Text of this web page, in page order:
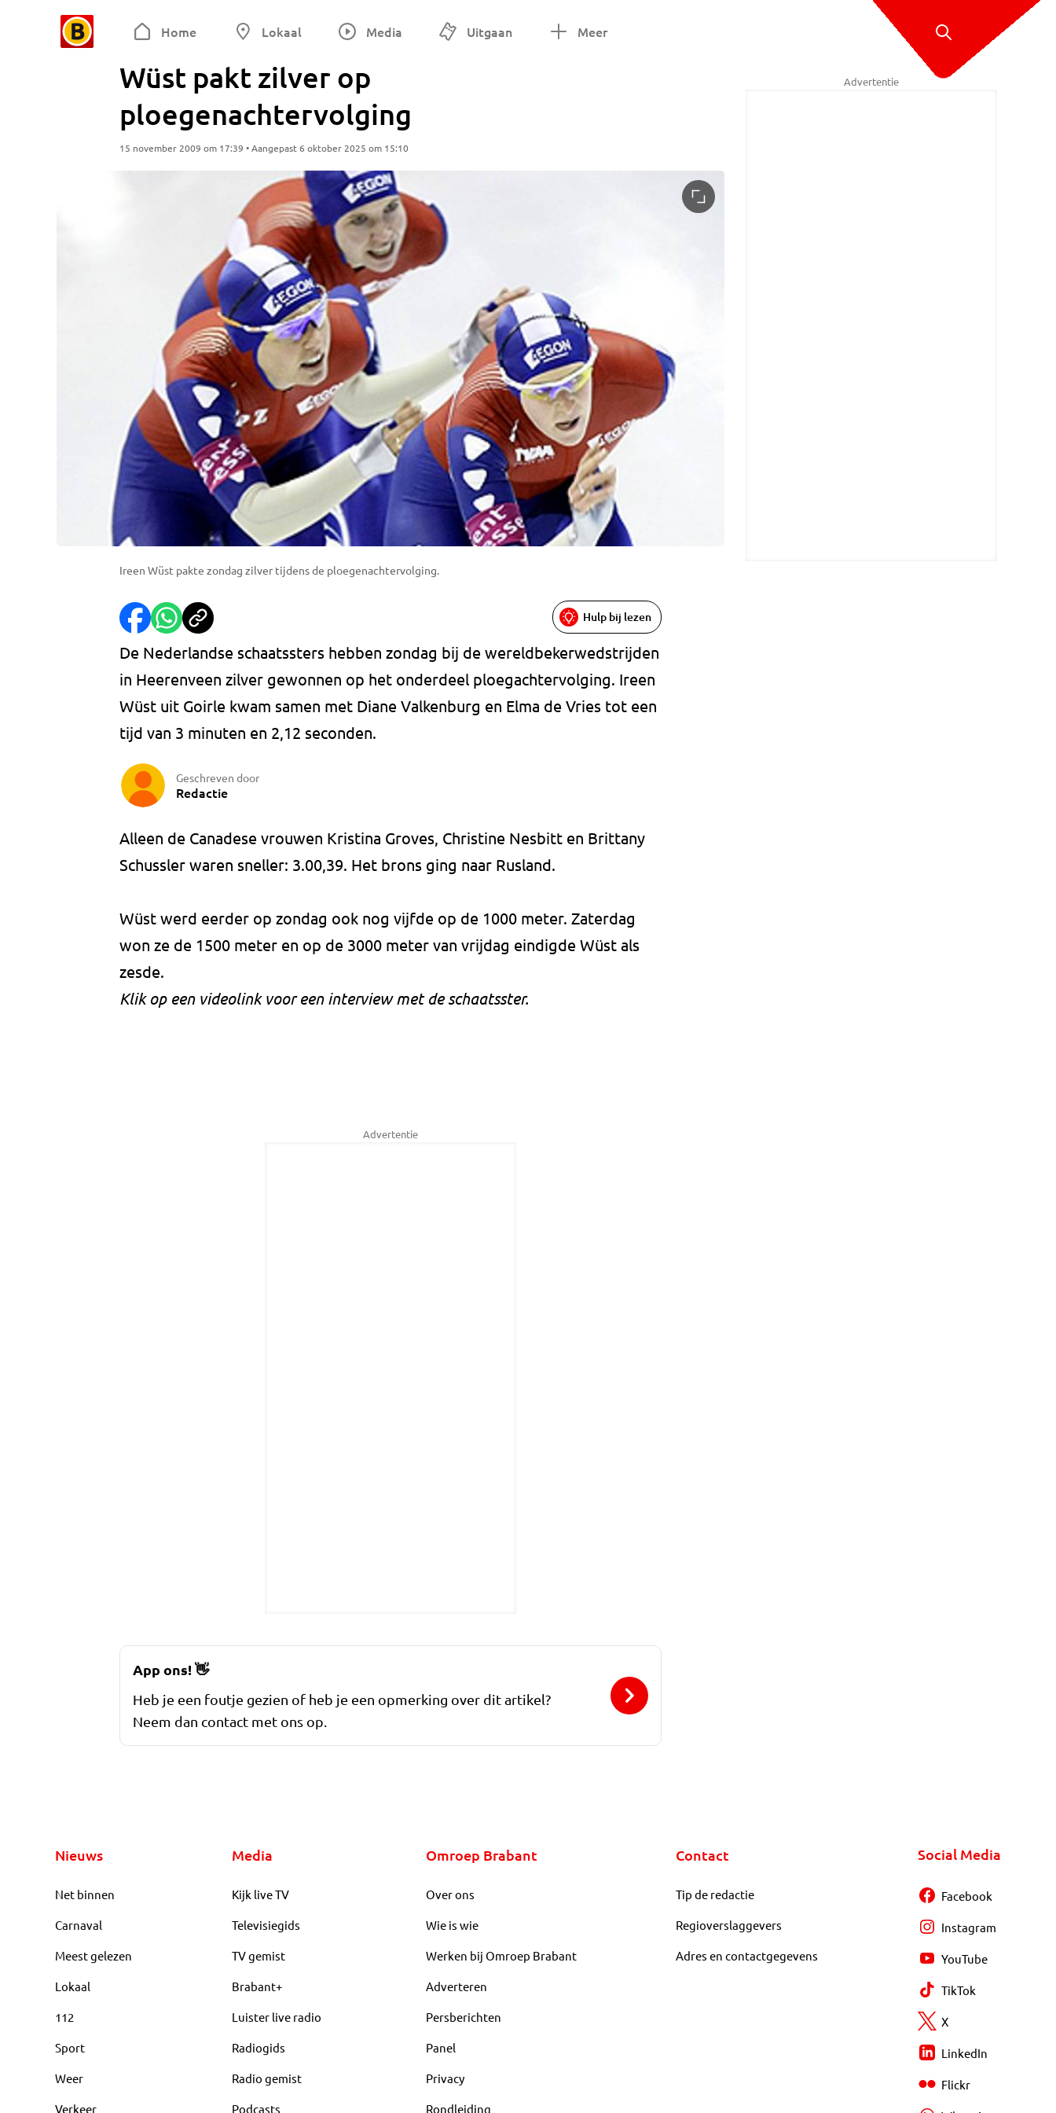
Home Lokaal Media Uitgaan Meer
Wüst pakt zilver op
ploegenachtervolging
15 november 2009 om 17:39 • Aangepast 6 oktober 2025 om 15:10
Ireen Wüst pakte zondag zilver tijdens de ploegenachtervolging.
Hulp bij lezen
De Nederlandse schaatssters hebben zondag bij de wereldbekerwedstrijden
in Heerenveen zilver gewonnen op het onderdeel ploegachtervolging. Ireen
Wüst uit Goirle kwam samen met Diane Valkenburg en Elma de Vries tot een
tijd van 3 minuten en 2,12 seconden.
Geschreven door
Redactie
Alleen de Canadese vrouwen Kristina Groves, Christine Nesbitt en Brittany
Schussler waren sneller: 3.00,39. Het brons ging naar Rusland.
Wüst werd eerder op zondag ook nog vijfde op de 1000 meter. Zaterdag
won ze de 1500 meter en op de 3000 meter van vrijdag eindigde Wüst als
zesde.
Klik op een videolink voor een interview met de schaatsster.
Advertentie
Advertentie
App ons!👋
Heb je een foutje gezien of heb je een opmerking over dit artikel?
Neem dan contact met ons op.
Nieuws
Net binnen
Carnaval
Meest gelezen
Lokaal
112
Sport
Weer
Verkeer
Media
Kijk live TV
Televisiegids
TV gemist
Brabant+
Luister live radio
Radiogids
Radio gemist
Podcasts
Omroep Brabant
Over ons
Wie is wie
Werken bij Omroep Brabant
Adverteren
Persberichten
Panel
Privacy
Rondleiding
Contact
Tip de redactie
Regioverslaggevers
Adres en contactgegevens
Social Media
Facebook
Instagram
YouTube
TikTok
X
LinkedIn
Flickr